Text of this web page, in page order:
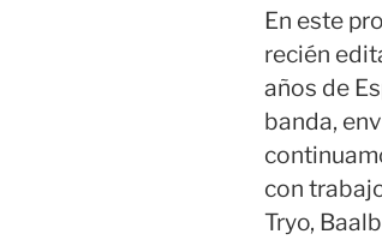
En este
recién
años de
banda,
con
Tryo,